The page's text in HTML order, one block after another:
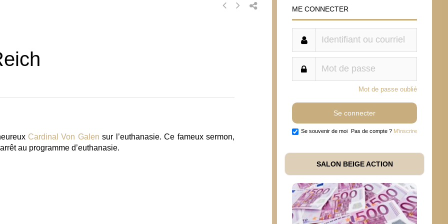
Cardinal Von Galen sur l’euthanasie. Ce fameux sermon,
au programme d’euthanasie.
ME CONNECTER
Mot de passe oublié
Se souvenir de moi Pas de compte ? M'inscrire
SALON BEIGE ACTION